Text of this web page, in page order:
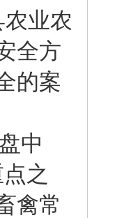
业农
全方
的案
中
之
禽常